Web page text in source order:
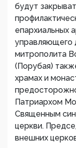
будут
епархиальных
управляющего
митрополита
(Порубая)
храмах и
Патриархом
Священным
церкви.
внешних